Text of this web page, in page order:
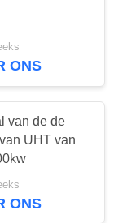
ONS
van de de
UHT van
ONS